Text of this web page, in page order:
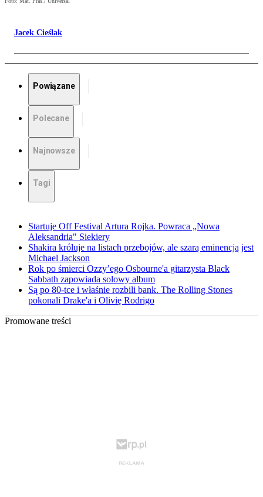
Jacek Cieślak
Powiązane
Polecane
Najnowsze
Tagi
Startuje Off Festival Artura Rojka. Powraca „Nowa
Aleksandria" Siekiery
Shakira króluje na listach przebojów, ale szarą eminencją jest
Michael Jackson
Rok po śmierci Ozzy’ego Osbourne'a gitarzysta Black
Sabbath zapowiada solowy album
Są po 80-tce i właśnie rozbili bank. The Rolling Stones
pokonali Drake'a i Olivię Rodrigo
Promowane treści